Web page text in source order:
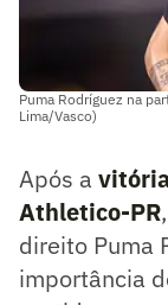
Puma Rodríguez na
Lima/Vasco)
Após a
Athletico-PR
direito Puma
importância